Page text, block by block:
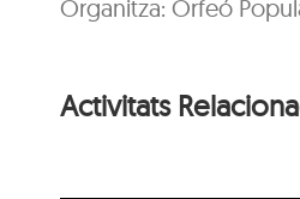
Organitza: Orfeó
Activitats